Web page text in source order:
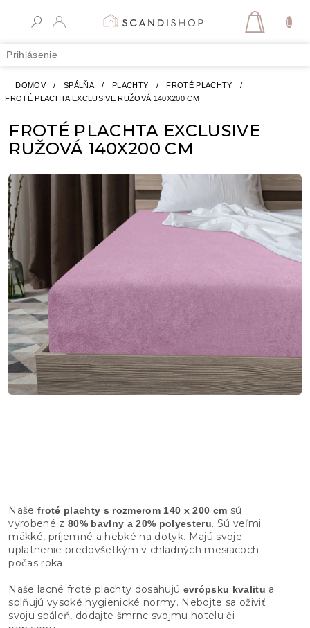
Prihlásenie
DOMOV / SPÁLŇA / PLACHTY / FROTÉ PLACHTY
/
FROTÉ PLACHTA EXCLUSIVE RUŽOVÁ 140X200 CM
FROTÉ PLACHTA EXCLUSIVE
RUŽOVÁ 140X200 CM
Naše froté plachty s rozmerom 140 x 200 cm sú
vyrobené z 80% bavlny a 20% polyesteru. Sú veľmi
mäkké, príjemné a hebké na dotyk. Majú svoje
uplatnenie predovšetkým v chladných mesiacoch
počas roka.
Naše lacné froté plachty dosahujú evrópsku kvalitu a
splňujú vysoké hygienické normy. Nebojte sa oživiť
svoju spáleň, dodajte šmrnc svojmu hotelu či